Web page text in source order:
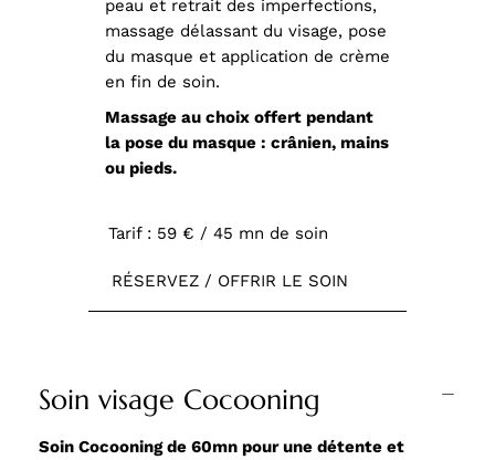
peau et retrait des imperfections,
massage délassant du visage, pose
du masque et application de crème
en fin de soin.
Massage au choix offert pendant
la pose du masque : crânien, mains
ou pieds.
Tarif : 59 € / 45 mn de soin
RÉSERVEZ / OFFRIR LE SOIN
Soin visage Cocooning
Soin Cocooning de 60mn pour une détente et